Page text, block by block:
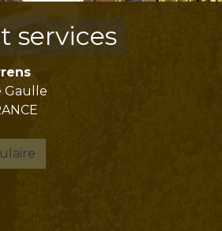
services
Gaulle